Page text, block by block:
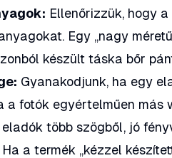
Ellenőrizzük, hogy
Egy „nagy
készült táska bőr
Gyanakodjunk, ha egy
a fotók egyértelműen más
több szögből, jó
Ha a termék „kézzel